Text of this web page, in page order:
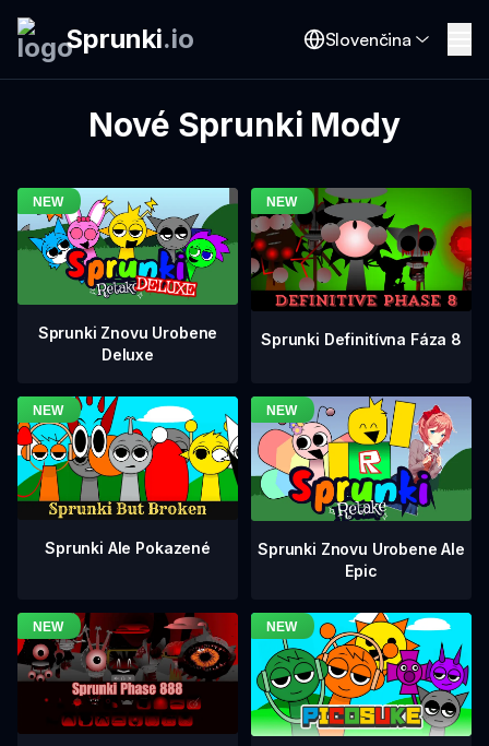
Sprunki.io Slovenčina
Nové Sprunki Mody
Sprunki Znovu Urobene
Deluxe
Sprunki Definitívna Fáza 8
Sprunki Ale Pokazené
Sprunki Znovu Urobene Ale
Epic